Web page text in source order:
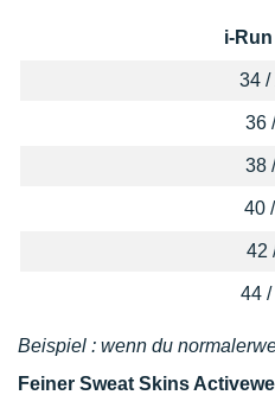
i-
34 /
36
38
40
42
44 /
Beispiel : wenn du
Feiner Sweat Skins